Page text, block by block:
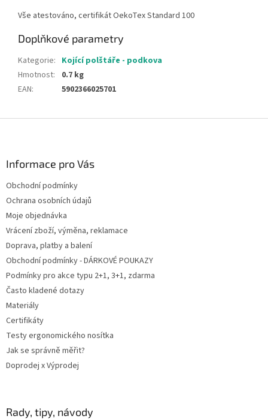
Vše atestováno, certifikát OekoTex Standard 100
Doplňkové parametry
Kategorie: Kojící polštáře - podkova
Hmotnost:
0.7 kg
EAN: 5902366025701
Informace pro Vás
Obchodní podmínky
Ochrana osobních údajů
Moje objednávka
Vrácení zboží, výměna, reklamace
Doprava, platby a balení
Obchodní podmínky - DÁRKOVÉ POUKAZY
Podmínky pro akce typu 2+1, 3+1, zdarma
Často kladené dotazy
Materiály
Certifikáty
Testy ergonomického nosítka
Jak se správně měřit?
Doprodej x Výprodej
Rady, tipy, návody